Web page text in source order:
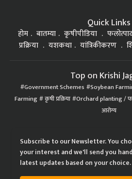
कृषीपीडिया
प्रक्रिया
यशकथा यांत्रिकीकरण
Government Schemes Soybean
Farming कृषी प्रक्रिया Orchard planting /
आरोग्य
your interest and we'll send you
latest updates based on your choice.
Subscribe